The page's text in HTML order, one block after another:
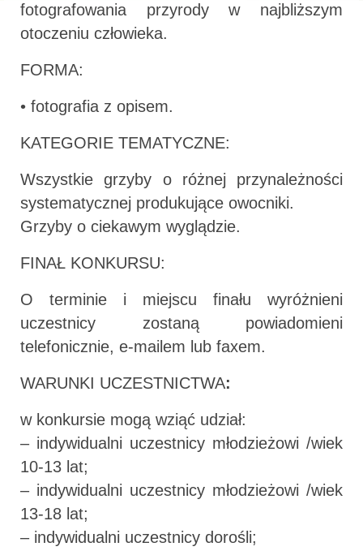
fotografowania przyrody w najbliższym
otoczeniu człowieka.
FORMA:
• fotografia z opisem.
KATEGORIE TEMATYCZNE:
Wszystkie grzyby o różnej przynależności
systematycznej produkujące owocniki.
Grzyby o ciekawym wyglądzie.
FINAŁ KONKURSU:
O terminie i miejscu finału wyróżnieni
uczestnicy zostaną powiadomieni
telefonicznie, e-mailem lub faxem.
WARUNKI UCZESTNICTWA:
w konkursie mogą wziąć udział:
– indywidualni uczestnicy młodzieżowi /wiek
10-13 lat;
– indywidualni uczestnicy młodzieżowi /wiek
13-18 lat;
– indywidualni uczestnicy dorośli;